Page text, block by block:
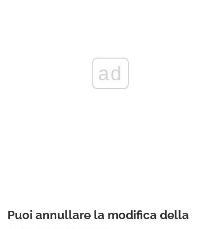
ad
Puoi annullare la modifica della